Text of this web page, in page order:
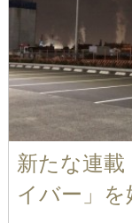
新たな連載
イバー」を